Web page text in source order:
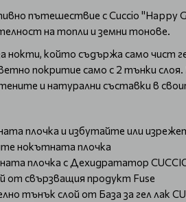
пътешествие с Cuccio "Happy
на топли и земни тонове.
нокти, който съдържа само
покритие само с 2 тънки
и натурални съставки в
плочка и избутайте или
нокътната плочка
плочка с Дехидрататор
от свързващия продукт Fuse
тънък слой от База за гел лак